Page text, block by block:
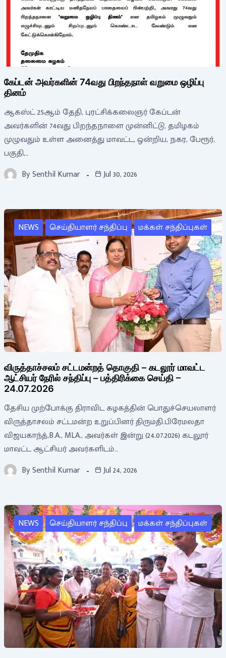
கேப்டன் அவர்களின் 74வது பிறந்தநாள் வறுமை ஒழிப்பு
தினம்
ஆகஸ்ட் 25ஆம் தேதி, புரட்சிக்கலைஞர் கேப்டன்
அவர்களின் 74வது பிறந்தநாளை முன்னிட்டு, தமிழகம்
முழுவதும் உள்ள அனைத்து மாவட்ட, ஒன்றிய, நகர, பேரூர்,
பகுதி,…
BySenthil Kumar Jul 30, 2026
NEWS செய்தியாளர் சந்திப்பு மக்கள் சந்திப்புகள்
விருத்தாச்சலம் சட்டமன்றத் தொகுதி – கடலூர் மாவட்ட
ஆட்சியர் நேரில் சந்திப்பு – பத்திரிக்கை செய்தி –
24.07.2026
தேசிய முற்போக்கு திராவிட கழகத்தின் பொதுச்செயலாளர்
விருத்தாசலம் சட்டமன்ற உறுப்பினர் திருமதி.பிரேமலதா
விஜயகாந்த்,B.A., MLA., அவர்கள் இன்று (24.07.2026) கடலூர்
மாவட்ட ஆட்சியர் அவர்களிடம்…
BySenthil Kumar Jul 24, 2026
NEWS செய்தியாளர் சந்திப்பு மக்கள் சந்திப்புகள்